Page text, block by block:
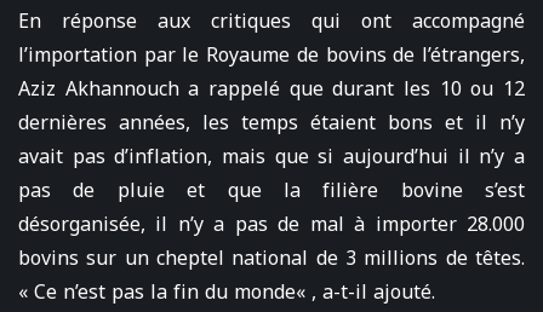
En réponse aux critiques qui ont accompagné
l’importation par le Royaume de bovins de l’étrangers,
Aziz Akhannouch a rappelé que durant les 10 ou 12
dernières années, les temps étaient bons et il n’y
avait pas d’inflation, mais que si aujourd’hui il n’y a
pas de pluie et que la filière bovine s’est
désorganisée, il n’y a pas de mal à importer 28.000
bovins sur un cheptel national de 3 millions de têtes.
« Ce n’est pas la fin du monde« , a-t-il ajouté.